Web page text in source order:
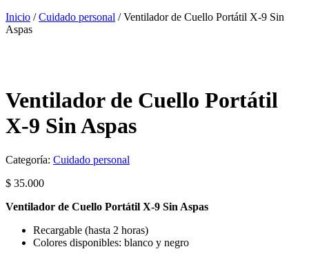
Inicio /Cuidado personal / Ventilador de Cuello Portátil X-9 Sin
Aspas
Ventilador de Cuello Portátil
X-9 Sin Aspas
Categoría: Cuidado personal
$ 35.000
Ventilador de Cuello Portátil X-9 Sin Aspas
Recargable (hasta 2 horas)
Colores disponibles: blanco y negro